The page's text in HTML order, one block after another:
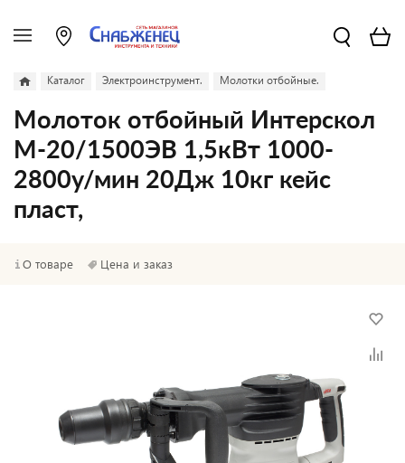
Каталог Электроинструмент. Молотки отбойные.
Молоток отбойный Интерскол
М-20/1500ЭВ 1,5кВт 1000-
2800у/мин 20Дж 10кг кейс
пласт,
О товаре Цена и заказ